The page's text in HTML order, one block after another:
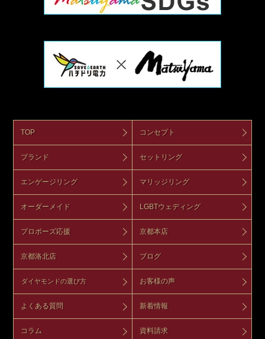
TOP コンセプト
ブランド セットリング
エンゲージリング マリッジリング
オーダーメイド LGBTウェディング
プロポーズ応援 京都本店
京都洛北店 ブログ
ダイヤモンドの選び方 お客様の声
よくある質問 新着情報
コラム 資料請求